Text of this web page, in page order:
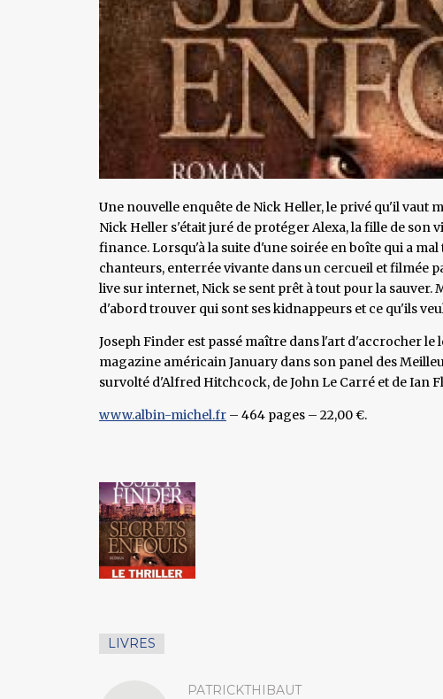
Une nouvelle enquête de Nick Heller, le privé qu'il vaut
Nick Heller s'était juré de protéger Alexa, la fille de son
finance. Lorsqu'à la suite d'une soirée en boîte qui a
chanteurs, enterrée vivante dans un cercueil et filmée
live sur internet, Nick se sent prêt à tout pour la sauver.
d'abord trouver qui sont ses kidnappeurs et ce qu'ils
Joseph Finder est passé maître dans l'art d'accrocher
magazine américain January dans son panel des
survolté d'Alfred Hitchcock, de John Le Carré et de Ian
www.albin-michel.fr – 464 pages – 22,00 €.
LIVRES
PATRICKTHIBAUT